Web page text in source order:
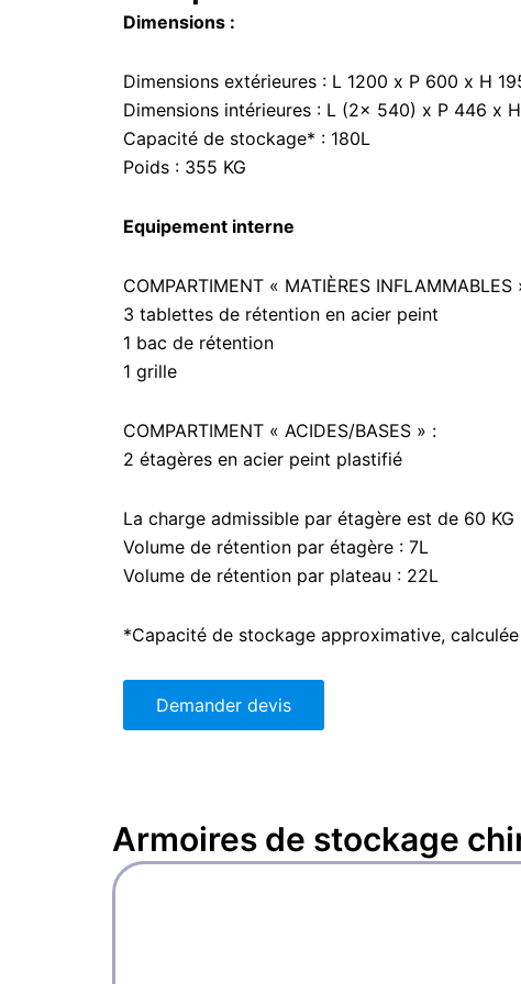
Dimensions :
Dimensions extérieures : L 1200 x P 600 x H
Dimensions intérieures : L (2x 540) x P 446 x
Capacité de stockage* : 180L
Poids : 355 KG
Equipement interne
COMPARTIMENT « MATIÈRES INFLAMMABLES
3 tablettes de rétention en acier peint
1 bac de rétention
1 grille
COMPARTIMENT « ACIDES/BASES » :
2 étagères en acier peint plastifié
La charge admissible par étagère est de 60
Volume de rétention par étagère : 7L
Volume de rétention par plateau : 22L
*Capacité de stockage approximative,
Demander devis
Armoires de stockage